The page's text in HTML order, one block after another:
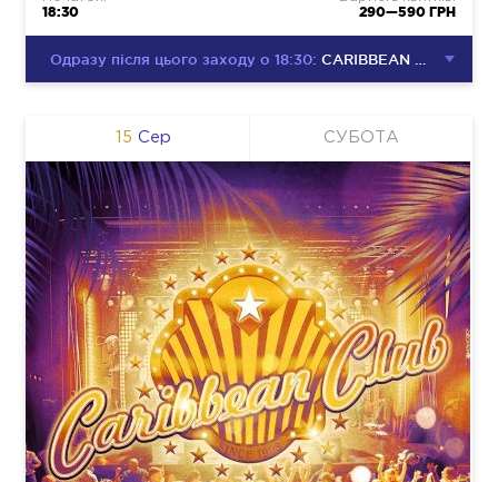
18:30 290—590 ГРН
Одразу після цього заходу о 18:30: CARIBBEAN CLUB DISCO PARTY
Сер
15 СУБОТА